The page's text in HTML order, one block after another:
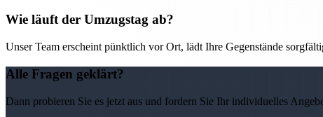
Wie läuft der Umzugstag ab?
Unser Team erscheint pünktlich vor Ort, lädt Ihre Gegenstände
Alle Fragen geklärt?
Dann probieren Sie es jetzt aus und fordern Sie Ihr individuelles